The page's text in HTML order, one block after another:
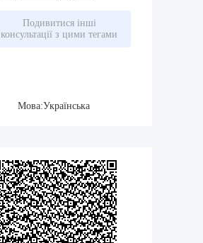
Подивитися інші
консультації з цими тегами
Мова:Українська